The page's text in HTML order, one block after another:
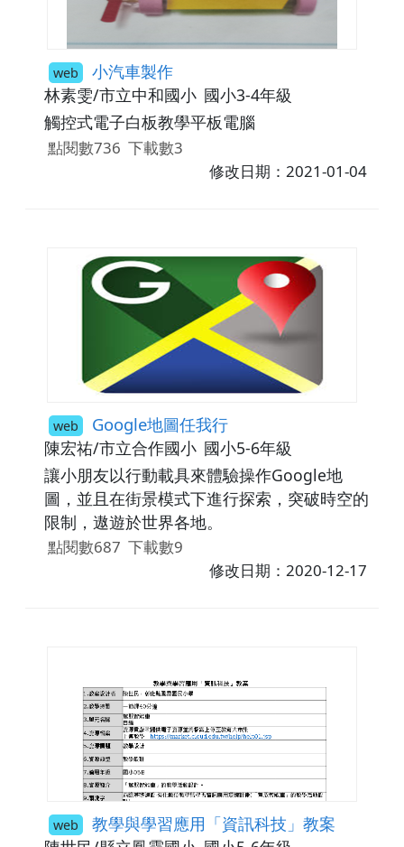
web 小汽車製作
林素雯/市立中和國小 國小3-4年級
觸控式電子白板教學平板電腦
點閱數736 下載數3
修改日期：2021-01-04
web Google地圖任我行
陳宏祐/市立合作國小 國小5-6年級
讓小朋友以行動載具來體驗操作Google地
圖，並且在街景模式下進行探索，突破時空的
限制，遨遊於世界各地。
點閱數687 下載數9
修改日期：2020-12-17
web 教學與學習應用「資訊科技」教案